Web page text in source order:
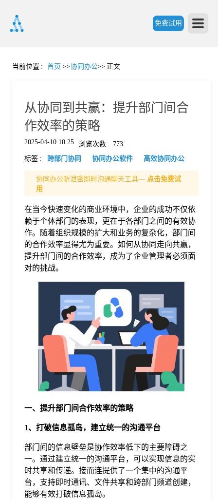
免费试用
首
价
格
当前位置 : 首页 >>协同办公>> 正文
从协同到共赢：提升部门间合
作效率的策略
2025-04-10 10:25 浏览次数 : 773
标签 : 跨部门协同 协同办公软件 高效协同办公
协同办公防泄密即时沟通聊天工具— 点击免费试
用
在当今快速变化的商业环境中，企业的成功不仅依
赖于个体部门的表现，更在于各部门之间的有效协
作。随着组织规模的扩大和业务的复杂化，部门间
的合作效率显得尤为重要。如何从协同走向共赢，
提升部门间的合作效率，成为了企业管理者必须面
对的挑战。
一、提升部门间合作效率的策略
1、打破信息孤岛，建立统一的沟通平台
部门间的信息壁垒是协作效率低下的主要障碍之
一。通过建立统一的沟通平台，可以实现信息的实
时共享和传递。接而连提供了一个集中的沟通平
台，支持即时通讯、文件共享和跨部门频道创建，
能够有效打破信息孤岛。